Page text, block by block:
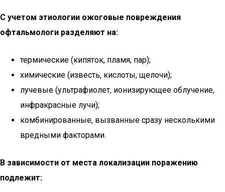
С учетом этиологии ожоговые повреждения
офтальмологи разделяют на:
термические (кипяток, пламя, пар);
химические (известь, кислоты, щелочи);
лучевые (ультрафиолет, ионизирующее облучение,
инфракрасные лучи);
комбинированные, вызванные сразу несколькими
вредными факторами.
В зависимости от места локализации поражению
подлежит: